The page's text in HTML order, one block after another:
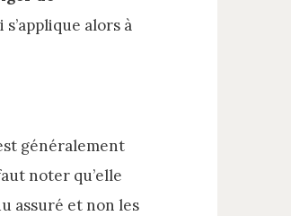
alors à
généralement
noter qu’elle
assuré et non les